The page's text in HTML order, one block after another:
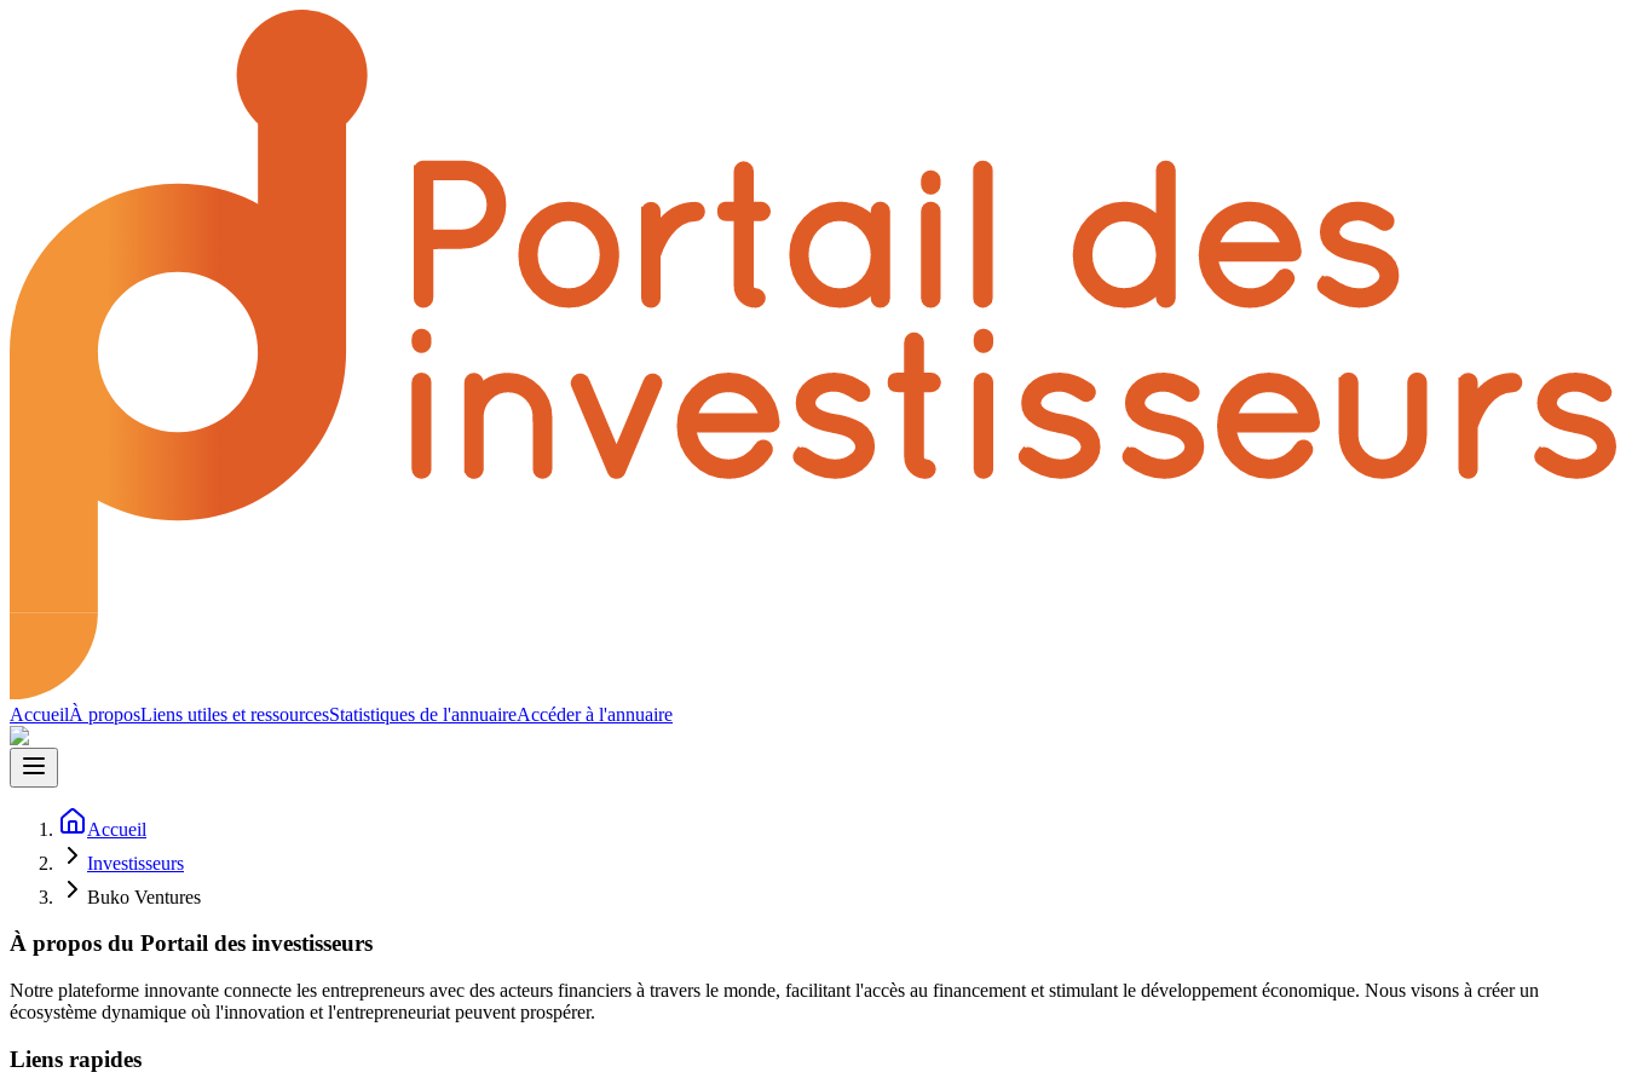
AccueilÀ proposLiens utiles et ressourcesStatistiques de l'annuaireAccéder à l'annuaire
Accueil
Investisseurs
Buko Ventures
À propos du Portail des investisseurs
Notre plateforme innovante connecte les entrepreneurs avec des acteurs financiers à travers le monde, facilitant l'accès au financement et stimulant le développement économique. Nous visons à créer un
écosystème dynamique où l'innovation et l'entrepreneuriat peuvent prospérer.
Liens rapides